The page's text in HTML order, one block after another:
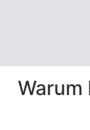
Warum